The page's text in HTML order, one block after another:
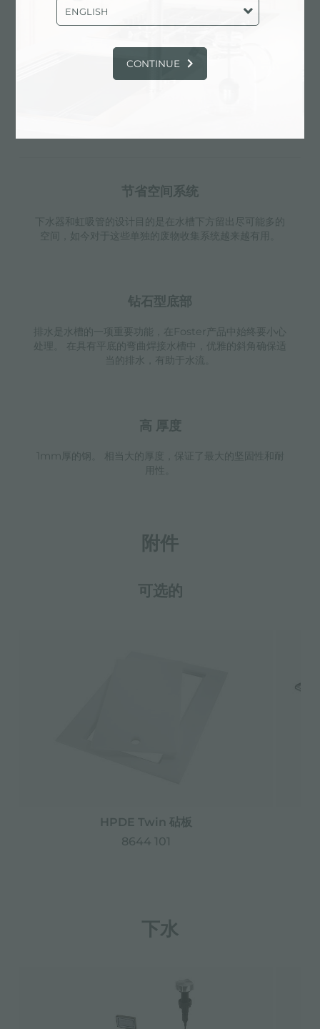
溢水口
节省空间系统
下水器和虹吸管的设计目的是在水槽下方留出尽可能多的
空间，如今对于这些单独的废物收集系统越来越有用。
钻石型底部
排水是水槽的一项重要功能，在Foster产品中始终要小心
处理。 在具有平底的弯曲焊接水槽中，优雅的斜角确保适
当的排水，有助于水流。
高 厚度
1mm厚的钢。 相当大的厚度，保证了最大的坚固性和耐
用性。
附件
可选的
HPDE Twin 砧板
8644 101
下水
ENGLISH
CONTINUE